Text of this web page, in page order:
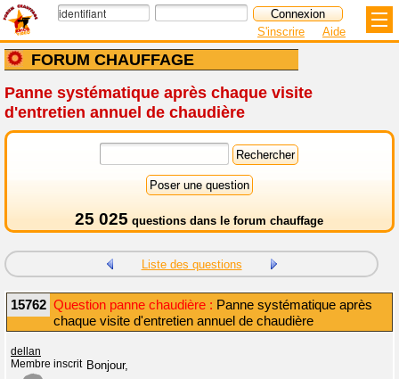
FORUM CHAUFFAGE
S'inscrire Aide
Panne systématique après chaque visite
d'entretien annuel de chaudière
25 025 questions dans le forum chauffage
Liste des questions
15762 Question panne chaudière : Panne systématique après
chaque visite d'entretien annuel de chaudière
dellan
Membre inscrit Bonjour,